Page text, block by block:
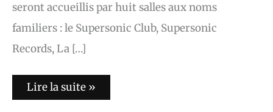
seront accueillis par huit salles aux noms
familiers : le Supersonic Club, Supersonic
Records, La […]
Lire la suite »